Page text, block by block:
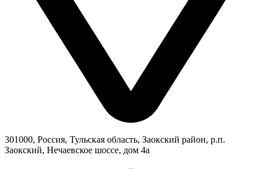
301000, Россия, Тульская область, Заокский район, р.п.
Заокский, Нечаевское шоссе, дом 4а